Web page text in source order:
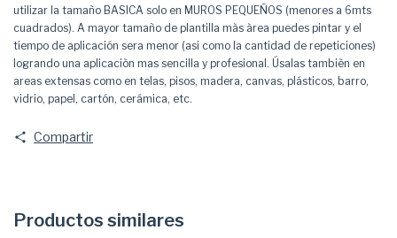
utilizar la tamaño BASICA solo en MUROS PEQUEÑOS (menores a 6mts
cuadrados). A mayor tamaño de plantilla màs àrea puedes pintar y el
tiempo de aplicación sera menor (asi como la cantidad de repeticiones)
logrando una aplicaciòn mas sencilla y profesional. Úsalas tambièn en
areas extensas como en telas, pisos, madera, canvas, plásticos, barro,
vidrio, papel, cartón, cerámica, etc.
Compartir
Productos similares